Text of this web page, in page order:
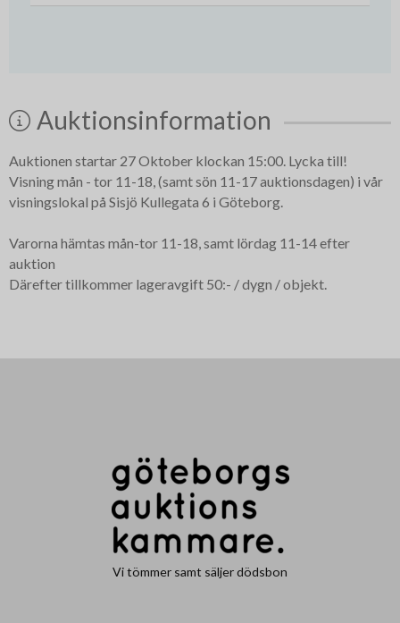
Auktionsinformation
Auktionen startar 27 Oktober klockan 15:00. Lycka till!
Visning mån - tor 11-18, (samt sön 11-17 auktionsdagen) i vår
visningslokal på Sisjö Kullegata 6 i Göteborg.
Varorna hämtas mån-tor 11-18, samt lördag 11-14 efter
auktion
Därefter tillkommer lageravgift 50:- / dygn / objekt.
Vi tömmer samt säljer dödsbon